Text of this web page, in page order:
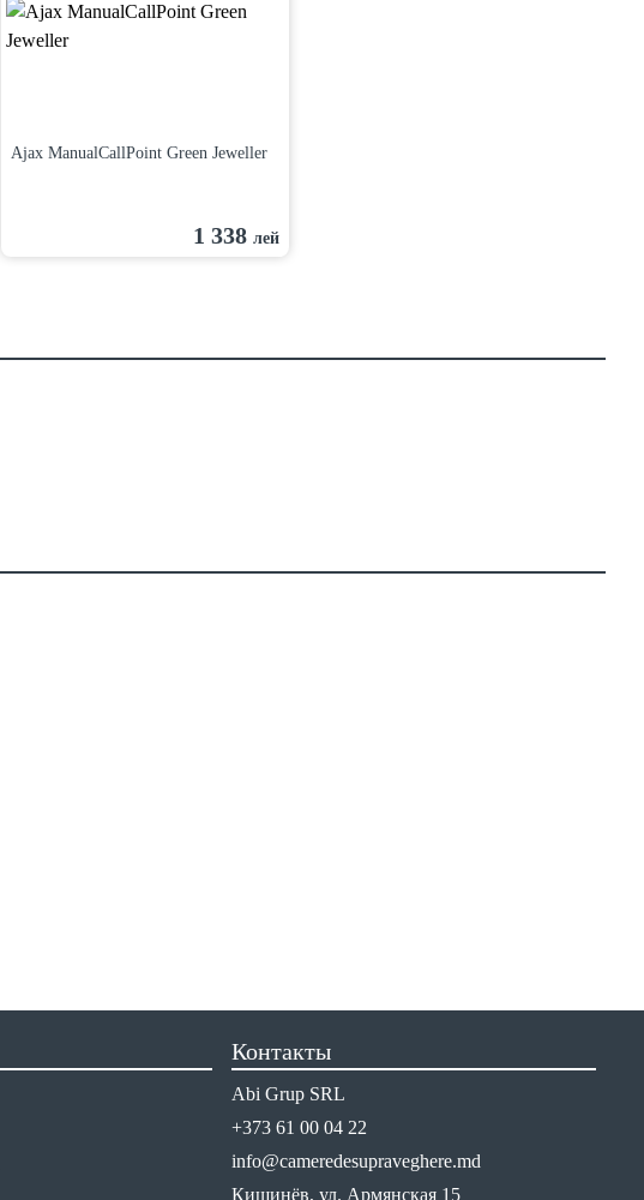
Ajax ManualCallPoint Green Jeweller
1 338 лей
Контакты
Abi Grup SRL
+373 61 00 04 22
info@cameredesupraveghere.md
Кишинёв, ул. Армянская 15